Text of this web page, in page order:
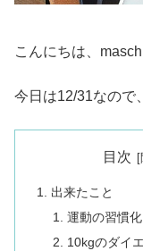
こんにちは、
今日は12/31なので
目次
出来たこと
運動の習慣化
10kgのダイ